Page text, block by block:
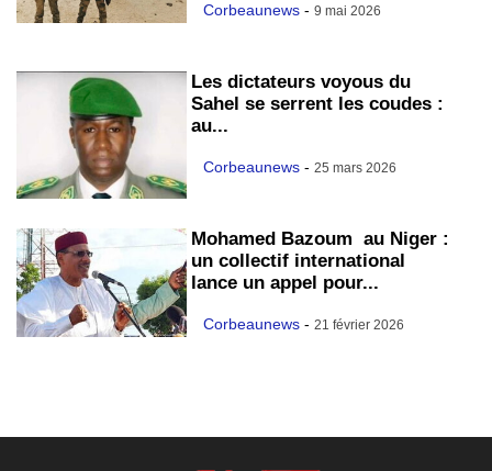
Corbeaunews - 9 mai 2026
Les dictateurs voyous du
Sahel se serrent les coudes :
au...
Corbeaunews - 25 mars 2026
Mohamed Bazoum au Niger :
un collectif international
lance un appel pour...
Corbeaunews - 21 février 2026